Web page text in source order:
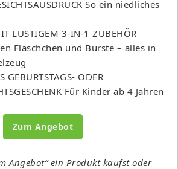
So ein niedliches
LUSTIGEM 3-IN-1 ZUBEHÖR
Fläschchen und Bürste – alles in
GEBURTSTAGS- ODER
Für Kinder ab 4 Jahren
Zum Angebot
Angebot“ ein Produkt kaufst oder